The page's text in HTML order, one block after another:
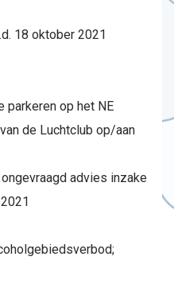
18 oktober 2021
parkeren op het NE
de Luchtclub op/aan
advies inzake